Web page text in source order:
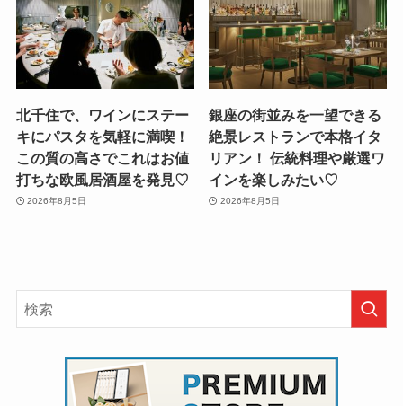
北千住で、ワインにステー
キにパスタを気軽に満喫！
この質の高さでこれはお値
打ちな欧風居酒屋を発見♡
2026年8月5日
銀座の街並みを一望できる
絶景レストランで本格イタ
リアン！ 伝統料理や厳選ワ
インを楽しみたい♡
2026年8月5日